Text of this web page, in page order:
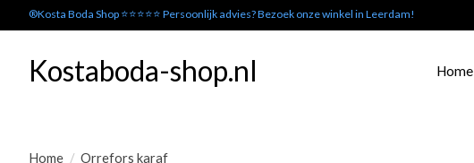
®Kosta Boda Shop ⭐⭐⭐⭐⭐ Persoonlijk advies? Bezoek onze winkel in Leerdam!
Kostaboda-shop.nl Home
Home / Orrefors karaf